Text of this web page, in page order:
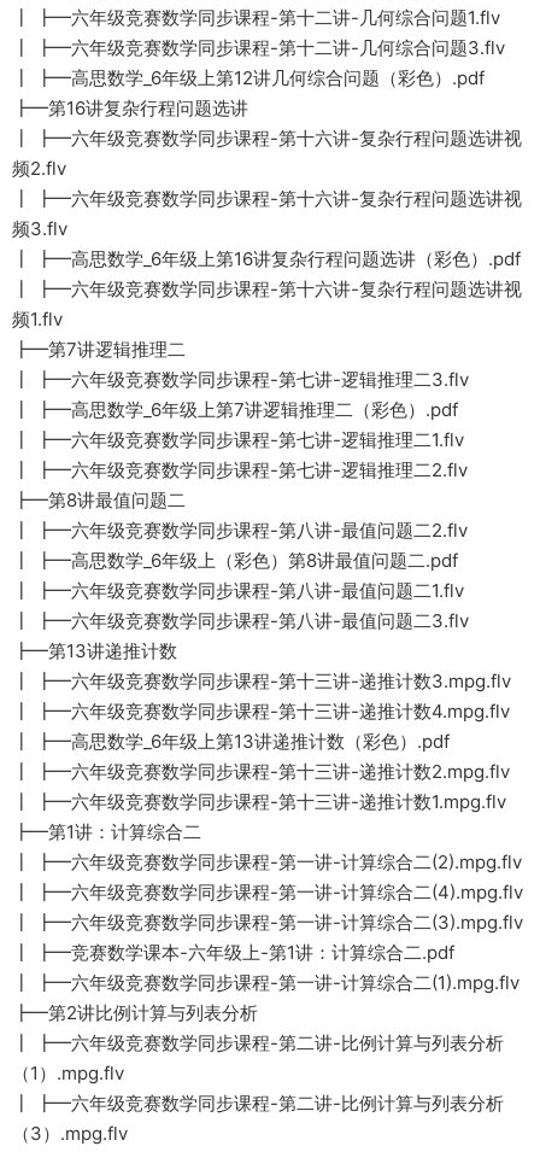
┃ ┣━六年级竞赛数学同步课程-第十二讲-几何综合问题1.flv
┃ ┣━六年级竞赛数学同步课程-第十二讲-几何综合问题3.flv
┃ ┣━高思数学_6年级上第12讲几何综合问题（彩色）.pdf
┣━第16讲复杂行程问题选讲
┃ ┣━六年级竞赛数学同步课程-第十六讲-复杂行程问题选讲视
频2.flv
┃ ┣━六年级竞赛数学同步课程-第十六讲-复杂行程问题选讲视
频3.flv
┃ ┣━高思数学_6年级上第16讲复杂行程问题选讲（彩色）.pdf
┃ ┣━六年级竞赛数学同步课程-第十六讲-复杂行程问题选讲视
频1.flv
┣━第7讲逻辑推理二
┃ ┣━六年级竞赛数学同步课程-第七讲-逻辑推理二3.flv
┃ ┣━高思数学_6年级上第7讲逻辑推理二（彩色）.pdf
┃ ┣━六年级竞赛数学同步课程-第七讲-逻辑推理二1.flv
┃ ┣━六年级竞赛数学同步课程-第七讲-逻辑推理二2.flv
┣━第8讲最值问题二
┃ ┣━六年级竞赛数学同步课程-第八讲-最值问题二2.flv
┃ ┣━高思数学_6年级上（彩色）第8讲最值问题二.pdf
┃ ┣━六年级竞赛数学同步课程-第八讲-最值问题二1.flv
┃ ┣━六年级竞赛数学同步课程-第八讲-最值问题二3.flv
┣━第13讲递推计数
┃ ┣━六年级竞赛数学同步课程-第十三讲-递推计数3.mpg.flv
┃ ┣━六年级竞赛数学同步课程-第十三讲-递推计数4.mpg.flv
┃ ┣━高思数学_6年级上第13讲递推计数（彩色）.pdf
┃ ┣━六年级竞赛数学同步课程-第十三讲-递推计数2.mpg.flv
┃ ┣━六年级竞赛数学同步课程-第十三讲-递推计数1.mpg.flv
┣━第1讲：计算综合二
┃ ┣━六年级竞赛数学同步课程-第一讲-计算综合二(2).mpg.flv
┃ ┣━六年级竞赛数学同步课程-第一讲-计算综合二(4).mpg.flv
┃ ┣━六年级竞赛数学同步课程-第一讲-计算综合二(3).mpg.flv
┃ ┣━竞赛数学课本-六年级上-第1讲：计算综合二.pdf
┃ ┣━六年级竞赛数学同步课程-第一讲-计算综合二(1).mpg.flv
┣━第2讲比例计算与列表分析
┃ ┣━六年级竞赛数学同步课程-第二讲-比例计算与列表分析
（1）.mpg.flv
┃ ┣━六年级竞赛数学同步课程-第二讲-比例计算与列表分析
（3）.mpg.flv